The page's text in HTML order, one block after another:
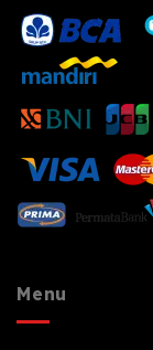
Menu